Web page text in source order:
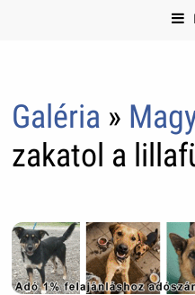
Galéria »
zakatol a